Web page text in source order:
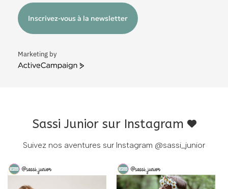
Inscrivez-vous à la newsletter
Marketing by
ActiveCampaign
Sassi Junior sur Instagram
Suivez nos aventures sur Instagram @sassi_junior